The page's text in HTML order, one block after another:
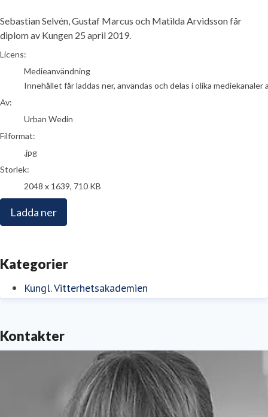
Sebastian Selvén, Gustaf Marcus och Matilda Arvidsson får
diplom av Kungen 25 april 2019.
Urban Wedin
Licens:
Medieanvändning
Innehållet får laddas ner, användas och delas i olika
Av:
Urban Wedin
Filformat:
.jpg
Storlek:
2048 x 1639, 710 KB
Ladda ner
Kategorier
Kungl. Vitterhetsakademien
Kontakter